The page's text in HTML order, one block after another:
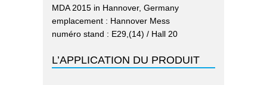
MDA 2015 in Hannover, Germany
emplacement : Hannover Mess
numéro stand : E29,(14) / Hall 20
L’APPLICATION DU PRODUIT